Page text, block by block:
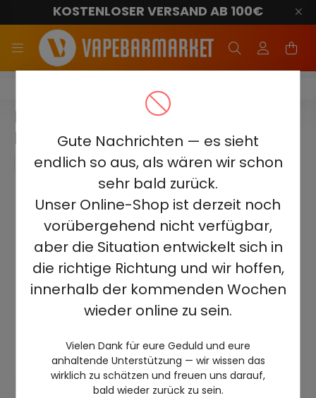
Gute Nachrichten — es sieht
endlich so aus, als wären wir schon
sehr bald zurück.
Unser Online-Shop ist derzeit noch
vorübergehend nicht verfügbar,
aber die Situation entwickelt sich in
die richtige Richtung und wir hoffen,
innerhalb der kommenden Wochen
wieder online zu sein.
Vielen Dank für eure Geduld und eure
anhaltende Unterstützung — wir wissen das
wirklich zu schätzen und freuen uns darauf,
bald wieder zurück zu sein.
KOSTENLOSER VERSAND AB 100€
Lost Mary BM600
LOST MARY BM600 - TRIPLE
MANGO 2%